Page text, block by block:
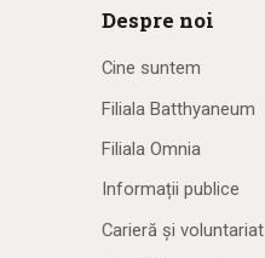
Despre noi
Cine suntem
Filiala Batthyaneum
Filiala Omnia
Informații publice
Carieră și voluntariat